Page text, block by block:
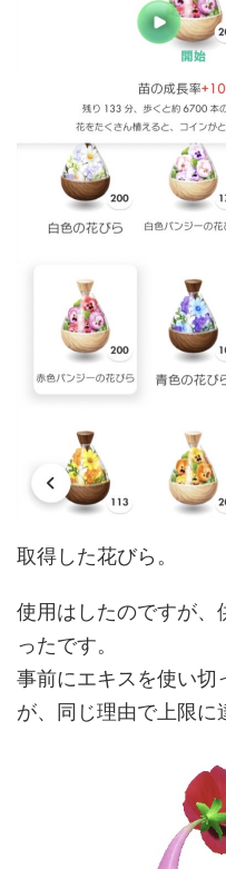
取得した花びら。
使用はしたのですが、
ったです。
事前にエキスを使い切
が、同じ理由で上限に